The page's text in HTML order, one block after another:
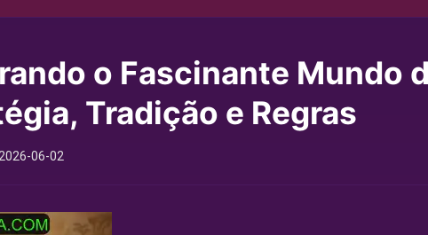
o Fascinante Mundo
Tradição e Regras
06-02